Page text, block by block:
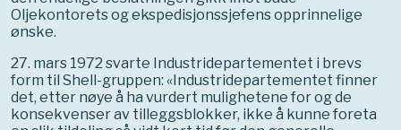
Oljekontorets og ekspedisjonssjefens opprinnelige
ønske.
27. mars 1972 svarte Industridepartementet i brevs
form til Shell-gruppen: «Industridepartementet finner
det, etter nøye å ha vurdert mulighetene for og de
konsekvenser av tilleggsblokker, ikke å kunne foreta